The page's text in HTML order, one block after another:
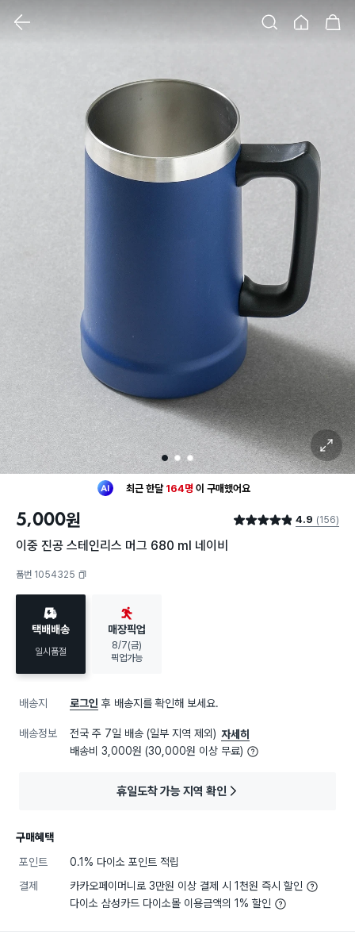
1 2 3
확대 보기
최근 한달164명이구매했어요
30대 여성이 가장 많이구매했어요
구매했어요
5,000원 별점 4.9점 4.9 (156)
이중 진공 스테인리스 머그 680 ml 네이비
품번 1054325
택배배송
일시품절
매장픽업
8/7(금)
픽업가능
배송지 로그인 후 배송지를 확인해 보세요.
배송정보 전국 주 7일 배송 (일부 지역 제외) 자세히
배송비 3,000원 (30,000원 이상 무료)
휴일도착 가능 지역 확인
구매혜택
포인트
0.1% 다이소 포인트 적립
결제
카카오페이머니로 3만원 이상 결제 시 1천원 즉시 할인
다이소 삼성카드 다이소몰 이용금액의 1% 할인